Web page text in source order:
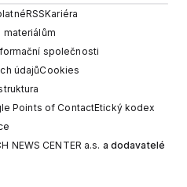
RSSKariéra
materiálům
společnosti
údajůCookies
Points of ContactEtický kodex
NEWS CENTER a.s. a dodavatelé